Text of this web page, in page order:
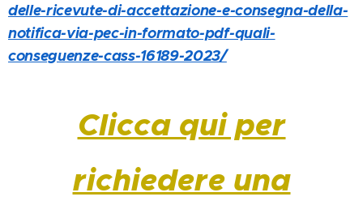
delle-ricevute-di-accettazione-e-consegna-della-
notifica-via-pec-in-formato-pdf-quali-
conseguenze-cass-16189-2023/
Clicca qui per
richiedere una